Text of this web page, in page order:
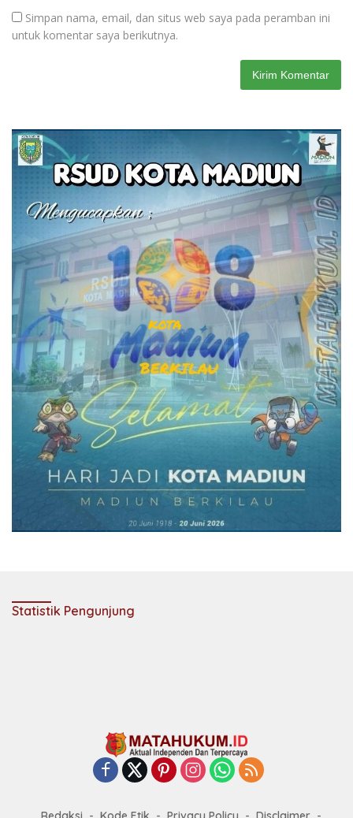
Simpan nama, email, dan situs web saya pada peramban ini
untuk komentar saya berikutnya.
Statistik Pengunjung